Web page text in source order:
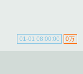
0万
01-01 08:00:00